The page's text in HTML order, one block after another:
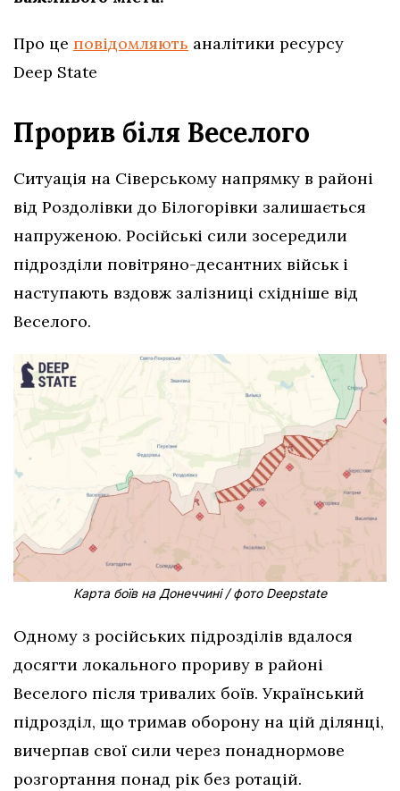
Про це повідомляють аналітики ресурсу
Deep State
Прорив біля Веселого
Ситуація на Сіверському напрямку в районі
від Роздолівки до Білогорівки залишається
напруженою. Російські сили зосередили
підрозділи повітряно-десантних військ і
наступають вздовж залізниці східніше від
Веселого.
Карта боїв на Донеччині / фото Deepstate
Одному з російських підрозділів вдалося
досягти локального прориву в районі
Веселого після тривалих боїв. Український
підрозділ, що тримав оборону на цій ділянці,
вичерпав свої сили через понаднормове
розгортання понад рік без ротацій.